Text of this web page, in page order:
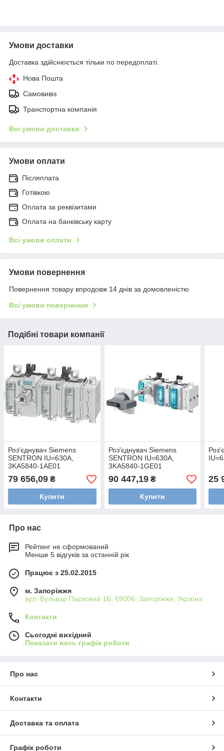
Умови доставки
Доставка здійснюється тільки по передоплаті.
Нова Пошта
Самовивіз
Транспортна компанія
Всі умови доставки
Умови оплати
Післяплата
Готівкою
Оплата за реквізитами
Оплата на банківську карту
Всі умови оплати
Умови повернення
Повернення товару впродовж 14 днів за домовленістю
Всі умови повернення
Подібні товари компанії
Роз'єднувач Siemens
SENTRON IU=630A,
3KA5840-1AE01
79 656,09 ₴
Купити
Роз'єднувач Siemens
SENTRON IU=630A,
3KA5840-1GE01
90 447,19₴
Купити
25
Про нас
Рейтинг не сформований
Менше 5 відгуків за останній рік
Працює з 25.02.2015
м. Запоріжжя
вул. Бульвар Парковий 1Б; 69006, Запоріжжя, Україна
Контакти
Сьогодні вихідний
Показати весь графік роботи
Про нас
Контакти
Доставка та оплата
Графік роботи